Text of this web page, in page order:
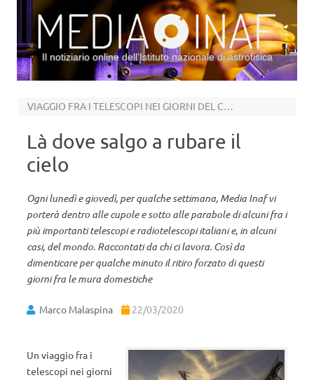
Il notiziario online dell’Istituto nazionale di astrofisica
VIAGGIO FRA I TELESCOPI NEI GIORNI DEL CORONAVIRUS
Là dove salgo a rubare il
cielo
Ogni lunedì e giovedì, per qualche settimana, Media Inaf vi
porterà dentro alle cupole e sotto alle parabole di alcuni fra i
più importanti telescopi e radiotelescopi italiani e, in alcuni
casi, del mondo. Raccontati da chi ci lavora. Così da
dimenticare per qualche minuto il ritiro forzato di questi
giorni fra le mura domestiche
Marco Malaspina 22/03/2020
Un viaggio fra i
telescopi nei giorni